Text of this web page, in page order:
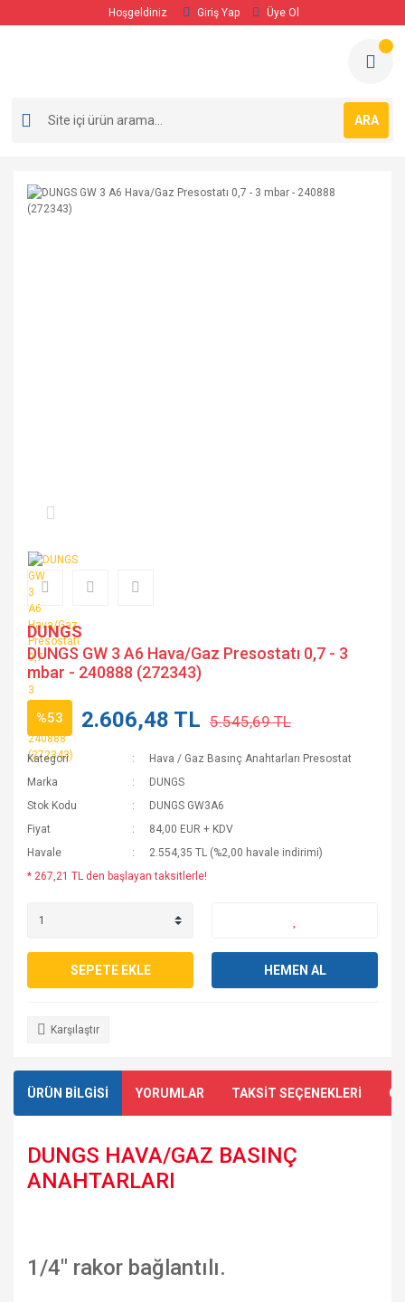
Hoşgeldiniz Giriş Yap Üye Ol
ARA
DUNGS
DUNGS GW 3 A6 Hava/Gaz Presostatı 0,7 - 3
mbar - 240888 (272343)
%53 2.606,48 TL 5.545,69 TL
Kategori
Hava / Gaz Basınç Anahtarları Presostat
Marka
DUNGS
Stok Kodu
DUNGS GW3A6
Fiyat
84,00 EUR + KDV
Havale
2.554,35 TL (%2,00 havale indirimi)
* 267,21 TL den başlayan taksitlerle!
SEPETE EKLE HEMEN AL
Karşılaştır
ÜRÜN BİLGİSİ YORUMLAR TAKSİT SEÇENEKLERİ
DUNGS HAVA/GAZ BASINÇ
ANAHTARLARI
1/4" rakor bağlantılı.